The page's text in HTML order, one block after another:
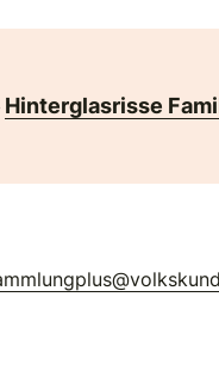
Hinterglasrisse